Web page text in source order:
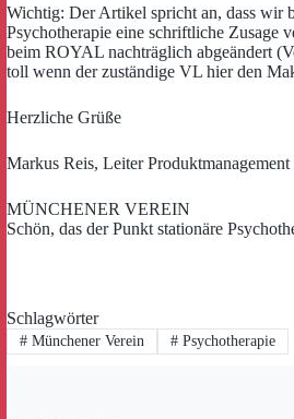
Wichtig: Der Artikel spricht an, dass wir
Psychotherapie eine schriftliche Zusage
beim ROYAL nachträglich abgeändert
toll wenn der zuständige VL hier den
Herzliche Grüße
Markus Reis, Leiter
MÜNCHENER VEREIN
Schön, das der Punkt stationäre
Schlagwörter
#Münchener Verein #Psychotherapie